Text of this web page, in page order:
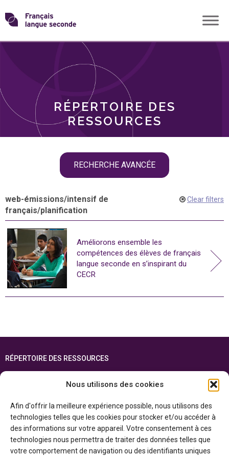
Nous utilisons des cookies
Afin d'offrir la meilleure expérience possible, nous utilisons des
technologies telles que les cookies pour stocker et/ou accéder à
des informations sur votre appareil. Votre consentement à ces
technologies nous permettra de traiter des données telles que
votre comportement de navigation ou des identifiants uniques
Skip
toTransformons
langue
RÉPERTOIRE DES
RESSOURCES
RECHERCHE AVANCÉE
THÈMES
web-émissions/intensif de
français/planification
Clear filters
Améliorons ensemble les
compétences des élèves de français
langue seconde en s’inspirant du
CECR
RÉPERTOIRE DES RESSOURCES
ENGLISH
Cette ressource est réalisée grâce au soutien financier du gouvernement de
l’Ontario et du gouvernement duCanada par l’entremise du ministère du
Patrimoine canadien